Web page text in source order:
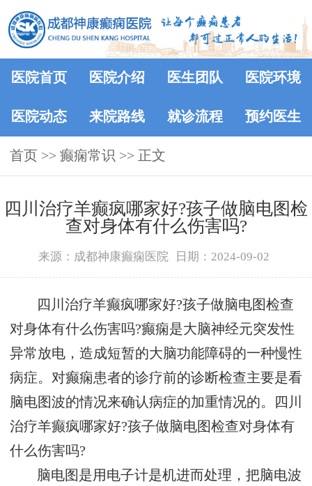
医院首页 医院介绍 医生团队 医院环境
医院动态 来院路线 就诊流程 预约医生
首页 >> 癫痫常识 >> 正文
四川治疗羊癫疯哪家好?孩子做脑电图检
查对身体有什么伤害吗?
来源：成都神康癫痫医院 日期：2024-09-02
四川治疗羊癫疯哪家好?孩子做脑电图检查
对身体有什么伤害吗?癫痫是大脑神经元突发性
异常放电，造成短暂的大脑功能障碍的一种慢性
病症。对癫痫患者的诊疗前的诊断检查主要是看
脑电图波的情况来确认病症的加重情况的。四川
治疗羊癫疯哪家好?孩子做脑电图检查对身体有
什么伤害吗?
脑电图是用电子计是机进而处理，把脑电波